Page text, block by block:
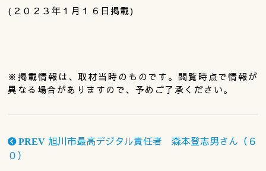
(２０２３年１月１６日掲載)
※掲載情報は、取材当時のものです。閲覧時点で情報が
異なる場合がありますので、予めご了承ください。
PREV 旭川市最高デジタル責任者 森本登志男さん（６
０）